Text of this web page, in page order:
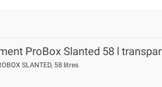
ProBox Slanted 58 l
SLANTED, 58 litres